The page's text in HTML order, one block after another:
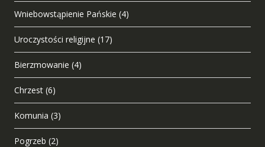
Wniebowstąpienie Pańskie (4)
Uroczystości religijne (17)
Bierzmowanie (4)
Chrzest (6)
Komunia (3)
Pogrzeb (2)